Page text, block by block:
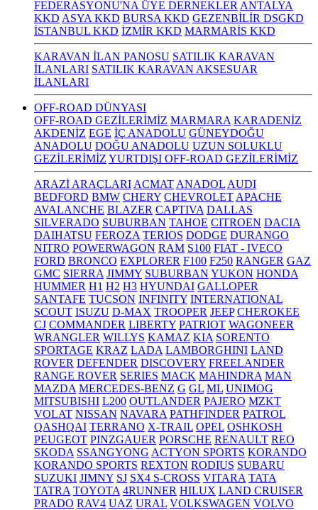
FEDERASYONU'NA ÜYE DERNEKLER ANTALYA
KKD ASYA KKD BURSA KKD GEZENBİLİR DSGKD
İSTANBUL KKD İZMİR KKD MARMARİS KKD
KARAVAN İLAN PANOSU SATILIK KARAVAN
İLANLARI SATILIK KARAVAN AKSESUAR
İLANLARI
OFF-ROAD DÜNYASI
OFF-ROAD GEZİLERİMİZ MARMARA KARADENİZ
AKDENİZ EGE İÇ ANADOLU GÜNEYDOĞU
ANADOLU DOĞU ANADOLU UZUN SOLUKLU
GEZİLERİMİZ YURTDIŞI OFF-ROAD GEZİLERİMİZ
ARAZİ ARAÇLARI ACMAT ANADOL AUDI
BEDFORD BMW CHERY CHEVROLET APACHE
AVALANCHE BLAZER CAPTIVA DALLAS
SILVERADO SUBURBAN TAHOE CITROEN DACIA
DAIHATSU FEROZA TERIOS DODGE DURANGO
NITRO POWERWAGON RAM S100 FIAT - IVECO
FORD BRONCO EXPLORER F100 F250 RANGER GAZ
GMC SIERRA JIMMY SUBURBAN YUKON HONDA
HUMMER H1 H2 H3 HYUNDAI GALLOPER
SANTAFE TUCSON INFINITY INTERNATIONAL
SCOUT ISUZU D-MAX TROOPER JEEP CHEROKEE
CJ COMMANDER LIBERTY PATRIOT WAGONEER
WRANGLER WILLYS KAMAZ KIA SORENTO
SPORTAGE KRAZ LADA LAMBORGHINI LAND
ROVER DEFENDER DISCOVERY FREELANDER
RANGE ROVER SERIES MACK MAHINDRA MAN
MAZDA MERCEDES-BENZ G GL ML UNIMOG
MITSUBISHI L200 OUTLANDER PAJERO MZKT
VOLAT NISSAN NAVARA PATHFINDER PATROL
QASHQAI TERRANO X-TRAIL OPEL OSHKOSH
PEUGEOT PINZGAUER PORSCHE RENAULT REO
SKODA SSANGYONG ACTYON SPORTS KORANDO
KORANDO SPORTS REXTON RODIUS SUBARU
SUZUKI JIMNY SJ SX4 S-CROSS VITARA TATA
TATRA TOYOTA 4RUNNER HILUX LAND CRUISER
PRADO RAV4 UAZ URAL VOLKSWAGEN VOLVO